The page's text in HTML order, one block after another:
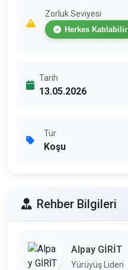
Zorluk Seviyesi
Herkes Katılabilir
Tarih
13.05.2026
Tür
Koşu
Rehber Bilgileri
Alpay GİRİT
Yürüyüş Lideri